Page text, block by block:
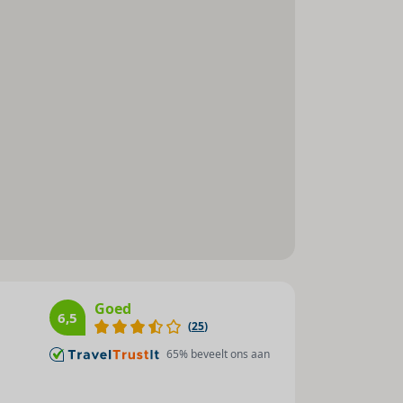
6,5 Goed
(25)
65% beveelt ons aan